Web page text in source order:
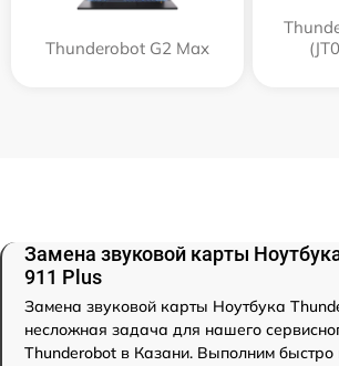
Thunderobot G2 Max
Замена звуковой карты
911 Plus
Замена звуковой карты Ноутбука
несложная задача для нашего
Thunderobot в Казани. Выполним быстро